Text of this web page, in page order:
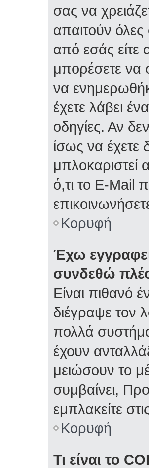
σας να
απαιτούν όλες
από εσάς είτε
μπορέσετε να
να
έχετε λάβει
οδηγίες. Αν
ίσως να έχετε
μπλοκαριστεί
ό,τι το E-Mail
Κορυφή
Έχω
συνδεθώ
Είναι πιθανό
διέγραψε τον
πολλά
έχουν
μειώσουν το
συμβαίνει,
εμπλακείτε
Κορυφή
Τι είναι το